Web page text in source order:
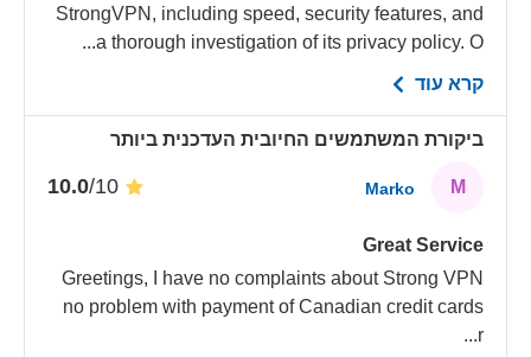
StrongVPN, including speed, security features, and
a thorough investigation of its privacy policy. O...
קרא עוד
ביקורת המשתמשים החיובית העדכנית ביותר
M
Marko
/10
Great Service
Greetings, I have no complaints about Strong VPN
no problem with payment of Canadian credit cards
r
...